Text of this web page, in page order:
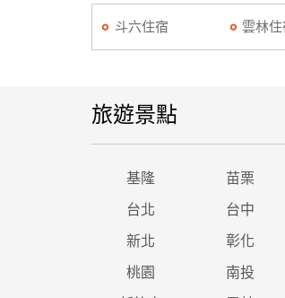
斗六住宿 雲林住
旅遊景點
基隆 苗栗
台北 台中
新北 彰化
桃園 南投